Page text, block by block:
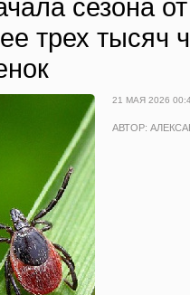
сезона
трех тысяч
21 МАЯ 2026
АВТОР: